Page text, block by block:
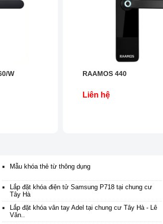
W RAAMOS 440
Liên hệ
Mẫu khóa thẻ từ thông dụng
Lắp đặt khóa điện tử Samsung P718 tại chung cư
Tây Hà
Lắp đặt khóa vân tay Adel tại chung cư Tây Hà - Lê
Văn..